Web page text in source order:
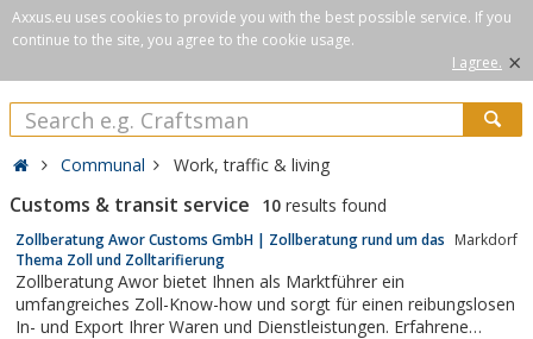
Axxus.eu uses cookies to provide you with the best possible service. If you
continue to the site, you agree to the cookie usage.
I agree. ×
Communal Work, traffic & living
Customs & transit service 10 results found
Zollberatung Awor Customs GmbH | Zollberatung rund um das
Thema Zoll und Zolltarifierung
Markdorf
Zollberatung Awor bietet Ihnen als Marktführer ein
umfangreiches Zoll-Know-how und sorgt für einen reibungslosen
In- und Export Ihrer Waren und Dienstleistungen. Erfahrene